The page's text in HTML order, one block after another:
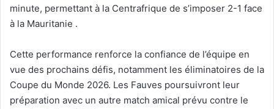
minute, permettant à la Centrafrique de s’imposer 2-1 face
à la Mauritanie .
Cette performance renforce la confiance de l’équipe en
vue des prochains défis, notamment les éliminatoires de la
Coupe du Monde 2026. Les Fauves poursuivront leur
préparation avec un autre match amical prévu contre le